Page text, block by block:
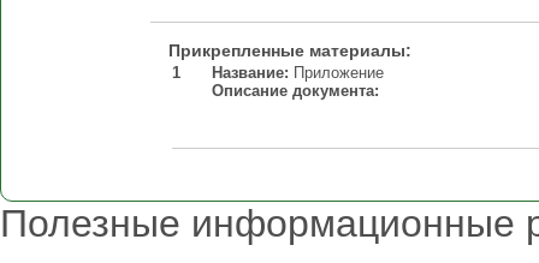
Прикрепленные материалы:
1 Название: Приложение
Описание документа:
Полезные информационные